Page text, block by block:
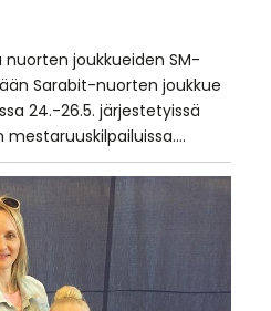
joukkueiden SM-
Sarabit-nuorten joukkue
24.-26.5. järjestetyissä